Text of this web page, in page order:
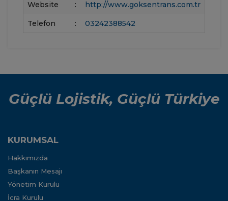
Website : http://www.goksentrans.com.tr
Telefon : 03242388542
Güçlü Lojistik, Güçlü Türkiye
KURUMSAL
Hakkımızda
Başkanın Mesajı
Yönetim Kurulu
İcra Kurulu